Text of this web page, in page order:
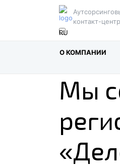
контакт-центр
О КОМПАНИИ
Мы